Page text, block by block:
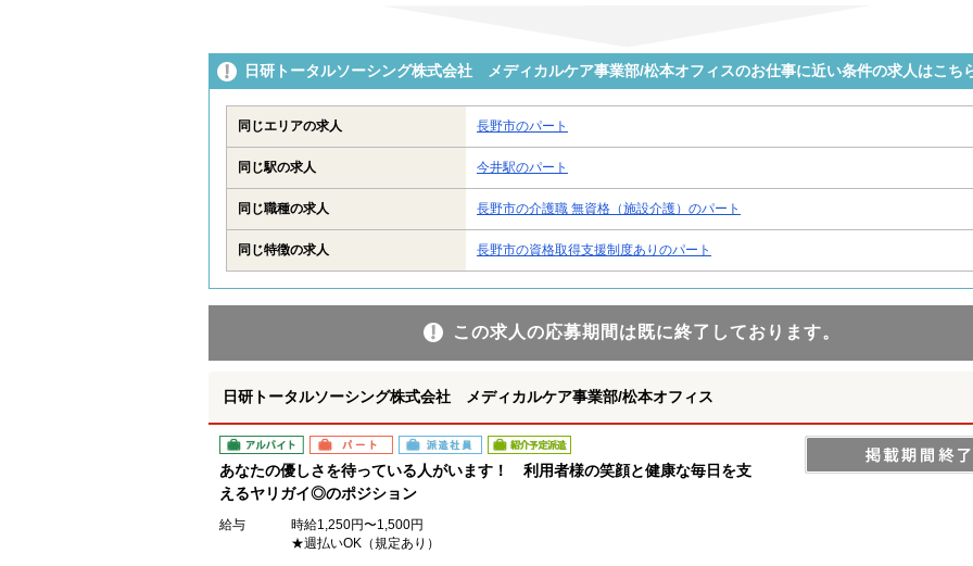
日研トータルソーシング株式会社 メディカルケア事業部/松本オフィスのお仕事に近い条件の求人はこち
同じエリアの求人 長野市のパート
同じ駅の求人 今井駅のパート
同じ職種の求人 長野市の介護職 無資格（施設介護）のパート
同じ特徴の求人 長野市の資格取得支援制度ありのパート
この求人の応募期間は既に終了しております。
日研トータルソーシング株式会社 メディカルケア事業部/松本オフィス
アルバイト パート 派遣社員 紹介予定派遣
あなたの優しさを待っている人がいます！ 利用者様の笑顔と健康な毎日を支
えるヤリガイ◎のポジション
給与
時給1,250円〜1,500円
★週払いOK（規定あり）